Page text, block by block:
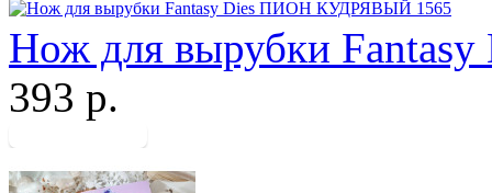
Нож для вырубки
393 р.